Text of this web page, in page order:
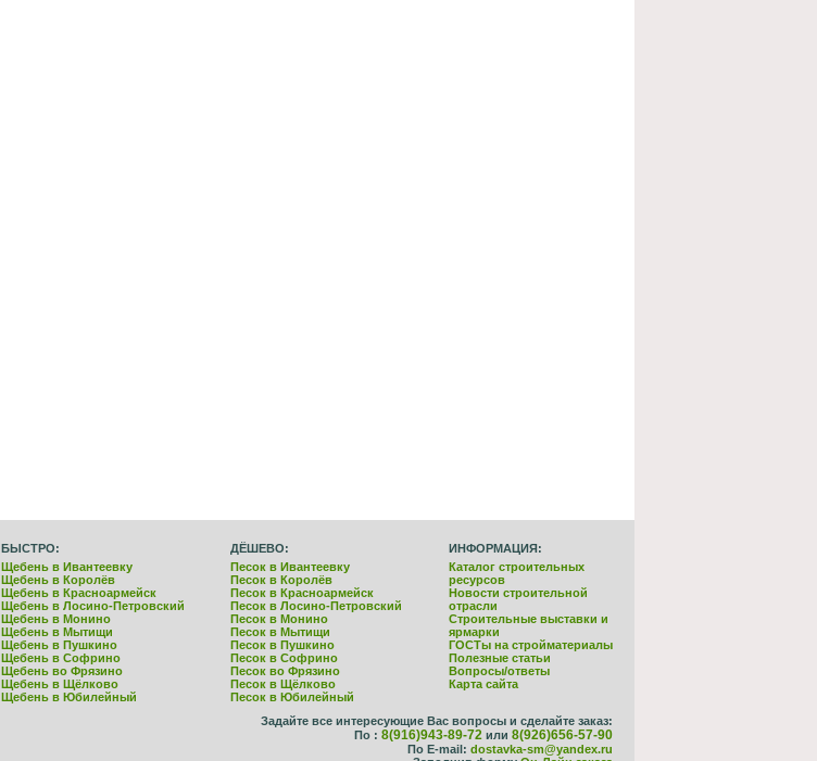
БЫСТРО: ДЁШЕВО:
ИНФОРМАЦИЯ:
Щебень в Ивантеевку
Щебень в Королёв
Щебень в Красноармейск
Щебень в Лосино-Петровский
Щебень в Монино
Щебень в Мытищи
Щебень в Пушкино
Щебень в Софрино
Щебень во Фрязино
Щебень в Щёлково
Щебень в Юбилейный
Песок в Ивантеевку
Песок в Королёв
Песок в Красноармейск
Песок в Лосино-Петровский
Песок в Монино
Песок в Мытищи
Песок в Пушкино
Песок в Софрино
Песок во Фрязино
Песок в Щёлково
Песок в Юбилейный
Каталог строительных
ресурсов
Новости строительной
отрасли
Строительные выставки и
ярмарки
ГОСТы на стройматериалы
Полезные статьи
Вопросы/ответы
Карта сайта
Задайте все интересующие Вас вопросы и сделайте заказ:
По : 8(916)943-89-72 или 8(926)656-57-90
По E-mail: dostavka-sm@yandex.ru